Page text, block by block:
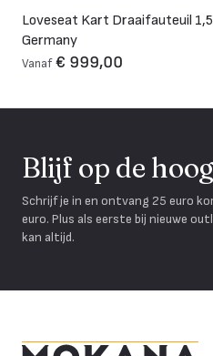
Loveseat Kart Draaifauteuil
Germany
Vanaf € 999,00
Blijf op de
Schrijf je in en ontvang 25 euro
euro. Plus als eerste bij nieuwe
kan altijd.